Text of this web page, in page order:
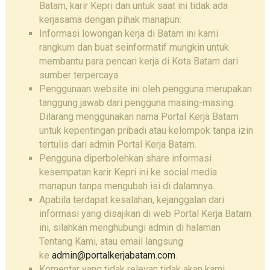
Batam, karir Kepri dan untuk saat ini tidak ada
kerjasama dengan pihak manapun.
Informasi lowongan kerja di Batam ini kami
rangkum dan buat seinformatif mungkin untuk
membantu para pencari kerja di Kota Batam dari
sumber terpercaya.
Penggunaan website ini oleh pengguna merupakan
tanggung jawab dari pengguna masing-masing.
Dilarang menggunakan nama Portal Kerja Batam
untuk kepentingan pribadi atau kelompok tanpa izin
tertulis dari admin Portal Kerja Batam.
Pengguna diperbolehkan share informasi
kesempatan karir Kepri ini ke social media
manapun tanpa mengubah isi di dalamnya.
Apabila terdapat kesalahan, kejanggalan dari
informasi yang disajikan di web Portal Kerja Batam
ini, silahkan menghubungi admin di halaman
Tentang Kami, atau email langsung
ke admin@portalkerjabatam.com.